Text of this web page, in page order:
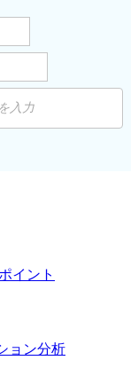
イント
ョン分析